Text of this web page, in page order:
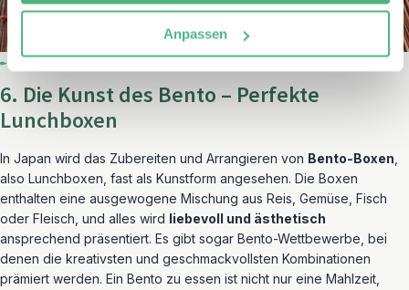
Anpassen
6. Die Kunst des Bento – Perfekte
Lunchboxen
In Japan wird das Zubereiten und Arrangieren von Bento-Boxen
also Lunchboxen, fast als Kunstform angesehen. Die Boxen
enthalten eine ausgewogene Mischung aus Reis, Gemüse, Fisch
oder Fleisch, und alles wird liebevoll und ästhetisch
ansprechend präsentiert. Es gibt sogar Bento-Wettbewerbe, bei
denen die kreativsten und geschmackvollsten Kombinationen
prämiert werden. Ein Bento zu essen ist nicht nur eine Mahlzeit,